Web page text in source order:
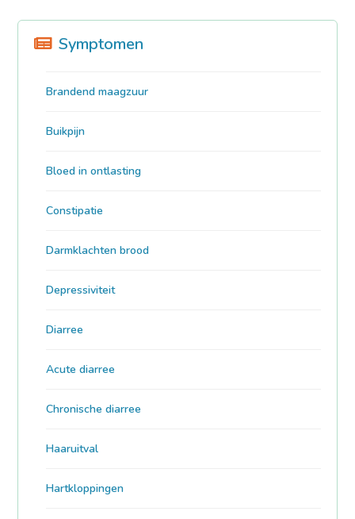
Symptomen
Brandend maagzuur
Buikpijn
Bloed in ontlasting
Constipatie
Darmklachten brood
Depressiviteit
Diarree
Acute diarree
Chronische diarree
Haaruitval
Hartkloppingen